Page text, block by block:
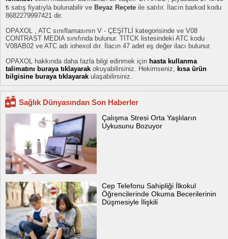
₺ satış fiyatıyla bulunabilir ve Beyaz Reçete ile satılır. İlacın barkod kodu
8682279997421 dir.
OPAXOL , ATC sınıflamasının V - ÇEŞİTLİ kategorisinde ve V08
CONTRAST MEDIA sınıfında bulunur. TİTCK listesindeki ATC kodu
V08AB02 ve ATC adı iohexol dır. İlacın 47 adet eş değer ilacı bulunur.
OPAXOL hakkında daha fazla bilgi edinmek için hasta kullanma
talimatını buraya tıklayarak okuyabilirsiniz. Hekimseniz, kısa ürün
bilgisine buraya tıklayarak ulaşabilirsiniz.
Sağlık Dünyasından Son Haberler
Çalışma Stresi Orta Yaşlıların
Uykusunu Bozuyor
Cep Telefonu Sahipliği İlkokul
Öğrencilerinde Okuma Becerilerinin
Düşmesiyle İlişkili